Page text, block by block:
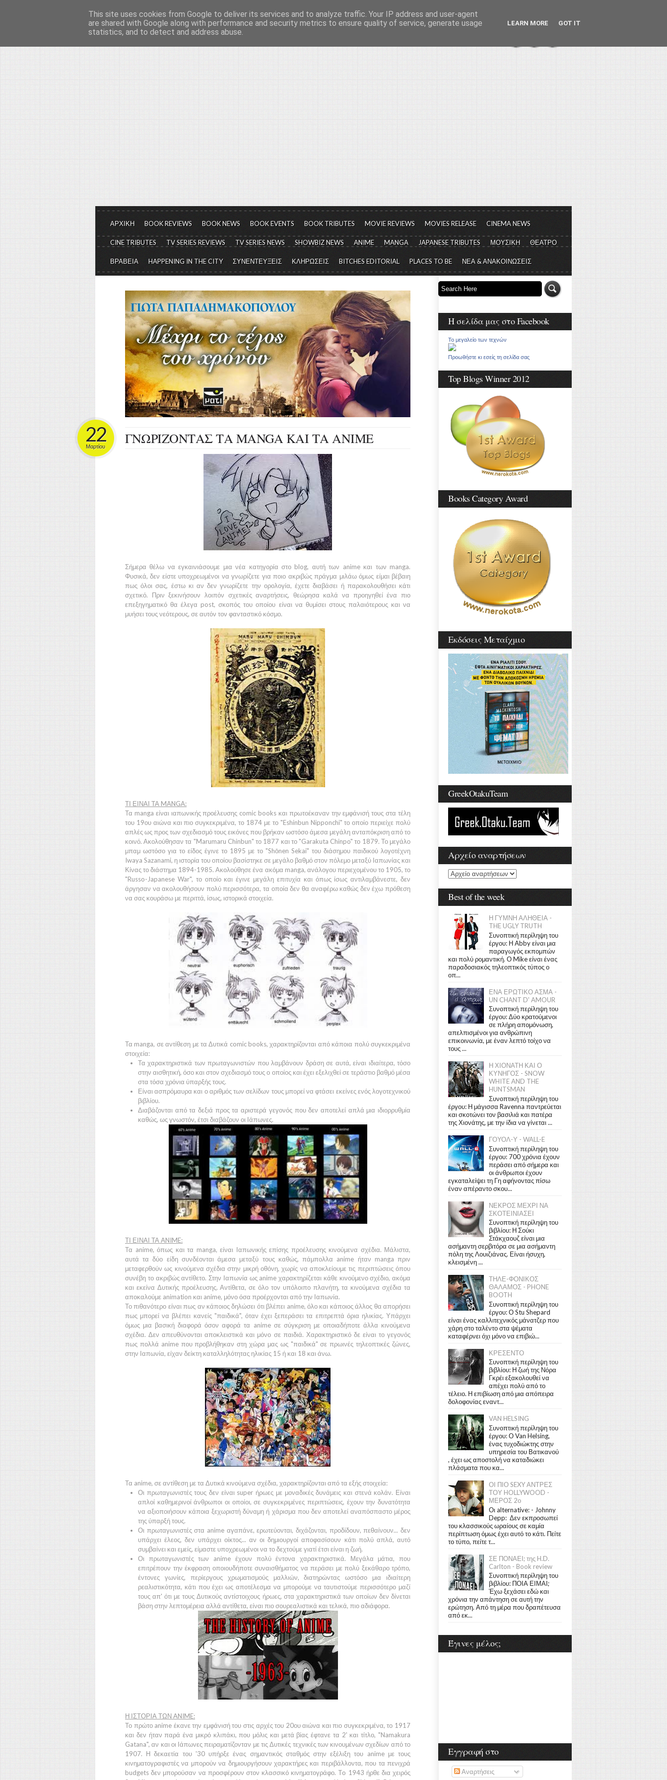
Το μεγαλείο των Τεχνών...
Είμαστε πάντα εδώ για να μιλάμε για τον πολιτισμό, σε κάθε του μορφή και έκταση...
ΑΡΧΙΚΗ BOOK REVIEWS BOOK NEWS BOOK EVENTS BOOK TRIBUTES MOVIE REVIEWS MOVIES RELEASE CINEMA NEWS
CINE TRIBUTES TV SERIES REVIEWS TV SERIES NEWS SHOWBIZ NEWS ANIME MANGA JAPANESE TRIBUTES ΜΟΥΣΙΚΗ ΘΕΑΤΡΟ
ΒΡΑΒΕΙΑ HAPPENING IN THE CITY ΣΥΝΕΝΤΕΥΞΕΙΣ ΚΛΗΡΩΣΕΙΣ BITCHES EDITORIAL PLACES TO BE ΝΕΑ & ΑΝΑΚΟΙΝΩΣΕΙΣ
ΓΝΩΡΙΖΟΝΤΑΣ ΤΑ MANGA ΚΑΙ ΤΑ ANIME
22
Μαρτίου
Σήμερα θέλω να εγκαινιάσουμε μια νέα κατηγορία στο blog, αυτή των animeκαι των manga.
Φυσικά, δεν είστε υποχρεωμένοι να γνωρίζετε για ποιο ακριβώς πράγμα μιλάω όμως είμαι βέβαιη
πως όλοι σας, έστω κι αν δεν γνωρίζετε την ορολογία, έχετε διαβάσει ή παρακολουθήσει κάτι
σχετικό. Πριν ξεκινήσουν λοιπόν σχετικές αναρτήσεις, θεώρησα καλά να προηγηθεί ένα πιο
επεξηγηματικό θα έλεγα post, σκοπός του οποίου είναι να θυμίσει στους παλαιότερους και να
μυήσει τους νεότερους, σε αυτόν τον φανταστικό κόσμο.
ΤΙ ΕΙΝΑΙ ΤΑ MANGA:
Τα manga είναι ιαπωνικής προέλευσης comic books και πρωτοέκαναν την εμφάνισή τους στα τέλη
του 19ου αιώνα και πιο συγκεκριμένα, το 1874 με το "Eshinbun Nipponchi" το οποίο περιείχε πολύ
απλές ως προς των σχεδιασμό τους εικόνες που βρήκαν ωστόσο άμεσα μεγάλη ανταπόκριση από το
κοινό. Ακολούθησαν τα "Marumaru Chinbun" το 1877 και το"Garakuta Chinpo" το 1879. Το μεγάλο
μπαμ ωστόσο για το είδος έγινε το 1895 με το "Shōnen Sekai" του διάσημου παιδικού λογοτέχνη
Iwaya Sazanami, η ιστορία του οποίου βασίστηκε σε μεγάλο βαθμό στον πόλεμο μεταξύ Ιαπωνίας και
Κίναςτο διάστημα 1894-1985. Ακολούθησε ένα ακόμα manga, ανάλογου περιεχομένου το 1905, το
"Russo-Japanese War", το οποίο και έγινε μεγάλη επιτυχία και όπως ίσως αντιλαμβάνεστε, δεν
άργησαν να ακολουθήσουν πολύ περισσότερα, τα οποία δεν θα αναφέρω καθώς δεν έχω πρόθεση
να σας κουράσω με περιττά, ίσως, ιστορικά στοιχεία.
Τα manga, σε αντίθεση με ταΔυτικά comic books, χαρακτηρίζονται από κάποια πολύ συγκεκριμένα
στοιχεία:
Τα χαρακτηριστικά των πρωταγωνιστών που λαμβάνουν δράση σε αυτά, είναι ιδιαίτερα, τόσο
στην αισθητική, όσο και στον σχεδιασμό τους ο οποίος και έχει εξελιχθεί σε τεράστιο βαθμό μέσα
στα τόσα χρόνια ύπαρξής τους.
Είναι ασπρόμαυρα και ο αριθμός των σελίδων τους μπορεί να φτάσει εκείνες ενός λογοτεχνικού
βιβλίου.
Διαβάζονται από τα δεξιά προς τα αριστερά γεγονός που δεν αποτελεί απλά μια ιδιορρυθμία
καθώς, ως γνωστόν, έτσι διαβάζουν οι Ιάπωνες.
ΤΙ ΕΙΝΑΙ ΤΑ ANIME:
Τα anime, όπως και τα manga, είναι Ιαπωνικήςεπίσης προέλευσης κινούμενα σχέδια. Μάλιστα,
αυτά τα δύο είδη συνδέονται άμεσα μεταξύ τους καθώς, πάμπολλα anime ήταν manga πριν
μεταφερθούν ως κινούμενα σχέδια στην μικρή οθόνη, χωρίς να αποκλείουμε τις περιπτώσεις όπου
συνέβη το ακριβώς αντίθετο. Στην Ιαπωνία ως anime χαρακτηρίζεται κάθε κινούμενο σχέδιο, ακόμα
και εκείνα Δυτικήςπροέλευσης. Αντίθετα, σε όλο τον υπόλοιπο πλανήτη, τα κινούμενα σχέδια τα
αποκαλούμε animation και anime, μόνο όσα προέρχονται από την Ιαπωνία.
Το πιθανότερο είναι πως αν κάποιος δηλώσει ότι βλέπει anime,όλο και κάποιος άλλος θα απορήσει
πως μπορεί να βλέπει κανείς "παιδικά", όταν έχει ξεπεράσει τα επιτρεπτά όρια ηλικίας. Υπάρχει
όμως μια βασική διαφορά όσον αφορά τα anime σε σύγκριση με οποιαδήποτε άλλα κινούμενα
σχέδια. Δεν απευθύνονται αποκλειστικά και μόνο σε παιδιά. Χαρακτηριστικό δε είναι το γεγονός
πως πολλά anime που προβλήθηκαν στη χώρα μας ως "παιδικά" σε πρωινές τηλεοπτικές ζώνες,
στην Ιαπωνία, είχαν δείκτη καταλληλότητας ηλικίας 15 ή και 18 και άνω.
Τα anime, σε αντίθεση με τα Δυτικά κινούμενα σχέδια, χαρακτηρίζονται από τα εξής στοιχεία:
Οι πρωταγωνιστές τους δεν είναι super ήρωες με μοναδικές δυνάμεις και στενά κολάν. Είναι
απλοί καθημερινοί άνθρωποι οι οποίοι, σε συγκεκριμένες περιπτώσεις, έχουν την δυνατότητα
να αξιοποιήσουν κάποια ξεχωριστή δύναμη ή χάρισμα που δεν αποτελεί αναπόσπαστο μέρος
της ύπαρξή τους.
Οι πρωταγωνιστές στα anime αγαπάνε, ερωτεύονται, διχάζονται, προδίδουν, πεθαίνουν... δεν
υπάρχει έλεος, δεν υπάρχει οίκτος... αν οι δημιουργοί αποφασίσουν κάτι πολύ απλά, αυτό
συμβαίνει και εμείς, είμαστε υποχρεωμένοι να το δεχτούμε γιατί έτσι είναι η ζωή.
Οι πρωταγωνιστές των anime έχουν πολύ έντονα χαρακτηριστικά. Μεγάλα μάτια, που
επιτρέπουν την έκφραση οποιουδήποτε συναισθήματος να περάσει με πολύ ξεκάθαρο τρόπο,
έντονες γωνίες, περίεργους χρωματισμούς μαλλιών, διατηρώντας ωστόσο μια ιδιαίτερη
ρεαλιστικότητα, κάτι που έχει ως αποτέλεσμα να μπορούμε να ταυτιστούμε περισσότερο μαζί
τους απ' ότι με τουςΔυτικούς αντίστοιχους ήρωες, στα χαρακτηριστικά των οποίων δεν δίνεται
βάση στην λεπτομέρεια αλλά αντίθετα, είναι πιο σουρεαλιστικά και τελικά, πιο αδιάφορα.
Η ΙΣΤΟΡΙΑ ΤΩΝ ANIME:
Το πρώτοanime έκανε την εμφάνισή του στις αρχές του 20ουαιώνα και πιο συγκεκριμένα, το 1917
και δεν ήταν παρά ένα μικρό κλιπάκι, που μόλις και μετά βίας έφτανε τα 2' και τίτλο, "Namakura
Gatana", αν και οι Ιάπωνεςπειραματίζονταν με τιςΔυτικές τεχνικές των κινουμένων σχεδίων από το
1907. Η δεκαετία του'30υπήρξε ένας σημαντικός σταθμός στην εξέλιξη του anime με τους
κινηματογραφιστές να μπορούν να δημιουργήσουν χαρακτήρες και περιβάλλοντα, που τα πενιχρά
budgets δεν μπορούσαν να προσφέρουν στον κλασσικό κινηματογράφο. To 1943 ήρθε δια χειρός
Η σελίδα μας στο Facebook
Το μεγαλείο των τεχνών
Προωθήστε κι εσείς τη σελίδα σας
Top Blogs Winner 2012
Books Category Award
Εκδόσεις Μεταίχμιο
GreekOtakuTeam
Αρχείο αναρτήσεων
Best of the week
Η ΓΥΜΝΗ ΑΛΗΘΕΙΑ -
THE UGLY TRUTH
Συνοπτική περίληψη του
έργου: Η Abby είναι μια
παραγωγός εκπομπών
και πολύ ρομαντική. Ο Mike είναι ένας
παραδοσιακός τηλεοπτικός τύπος ο
οπ...
ΕΝΑ ΕΡΩΤΙΚΟ ΑΣΜΑ -
UN CHANT D' AMOUR
Συνοπτική περίληψη του
έργου: Δύο κρατούμενοι
σε πλήρη απομόνωση,
απελπισμένοι για ανθρώπινη
επικοινωνία, με έναν λεπτό τοίχο να
τους ...
Η ΧΙΟΝΑΤΗ ΚΑΙ Ο
ΚΥΝΗΓΟΣ - SNOW
WHITE AND THE
HUNTSMAN
Συνοπτική περίληψη του
έργου: Η μάγισσα Ravenna παντρεύεται
και σκοτώνει τον βασιλιά και πατέρα
της Χιονάτης, με την ίδια να γίνεται ...
ΓΟΥΟΛ-Υ - WALL-E
Συνοπτική περίληψη του
έργου: 700 χρόνια έχουν
περάσει από σήμερα και
οι άνθρωποι έχουν
εγκαταλείψει τη Γη αφήνοντας πίσω
έναν απέραντο σκου...
ΝΕΚΡΟΣ ΜΕΧΡΙ ΝΑ
ΣΚΟΤΕΙΝΙΑΣΕΙ
Συνοπτική περίληψη του
βιβλίου: Η Σούκι
Στάκχαουζ είναι μια
ασήμαντη σερβιτόρα σε μια ασήμαντη
πόλη της Λουιζιάνας. Είναι ήσυχη,
κλεισμένη ...
ΤΗΛΕ-ΦΟΝΙΚΟΣ
ΘΑΛΑΜΟΣ - PHONE
BOOTH
Συνοπτική περίληψη του
έργου: Ο Stu Shepard
είναι ένας καλλιτεχνικός μάνατζερ που
χάρη στο ταλέντο στα ψέματα
καταφέρνει όχι μόνο να επιβιώ...
ΚΡΕΣΕΝΤΟ
Συνοπτική περίληψη του
βιβλίου: Η ζωή της Νόρα
Γκρέι εξακολουθεί να
απέχει πολύ από το
τέλειο. Η επιβίωση από μια απόπειρα
δολοφονίας εναντ...
VAN HELSING
Συνοπτική περίληψη του
έργου: Ο Van Helsing,
ένας τυχοδιώκτης στην
υπηρεσία του Βατικανού
, έχει ως αποστολή να καταδιώκει
πλάσματα που κα...
ΟΙ ΠΙΟ SEXY ΑΝΤΡΕΣ
ΤΟΥ HOLLYWOOD -
ΜΕΡΟΣ 2ο
Οι alternative: - Johnny
Depp: Δεν εκπροσωπεί
του κλασσικούς ωραίους σε καμία
περίπτωση όμως έχει αυτό το κάτι. Πείτε
το τύπο, πείτε τ...
ΣΕ ΠΟΝΑΕΙ; της H.D.
Carlton - Book review
Συνοπτική περίληψη του
βιβλίου: ΠΟΙΑ ΕΙΜΑΙ;
Έχω ξεχάσει εδώ και
χρόνια την απάντηση σε αυτή την
ερώτηση. Από τη μέρα που δραπέτευσα
από εκ...
Έγινες μέλος;
Εγγραφή στο
Αναρτήσεις
This site uses cookies from Google to deliver its services and to analyze traffic. Your IP address and user-agent
are shared with Google along with performance and security metrics to ensure quality of service, generate usage
statistics, and to detect and address abuse.
LEARN MORE GOT IT